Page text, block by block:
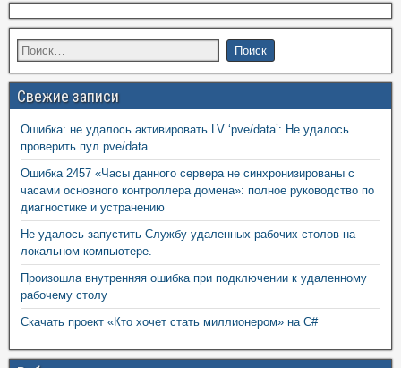
Свежие записи
Ошибка: не удалось активировать LV ‘pve/data’: Не удалось
проверить пул pve/data
Ошибка 2457 «Часы данного сервера не синхронизированы с
часами основного контроллера домена»: полное руководство по
диагностике и устранению
Не удалось запустить Службу удаленных рабочих столов на
локальном компьютере.
Произошла внутренняя ошибка при подключении к удаленному
рабочему столу
Скачать проект «Кто хочет стать миллионером» на C#